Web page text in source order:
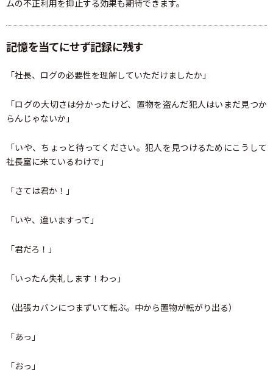
ムの不正利用を抑止する効果も期待できます。
記憶を当てにせず記録に残す
「社長、ログの必要性を理解していただけましたか」
「ログの大切さは分かったけど、置物を盗んだ犯人はいまだ見つか
らんじゃないか」
「いや、ちょっと待ってください。犯人を見つけるためにこうして
社長室に来ているわけで」
「さては君か！」
「いや、違いますって」
「君だろ！」
「いったん失礼します！わっ」
（出張カバンにつまずいて転ぶ。中から置物が転がり出る）
「あっ」
「おっ」